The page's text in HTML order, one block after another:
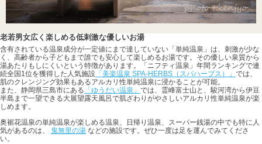
老若男女広く楽しめる低刺激な優しいお湯
含有されている温泉成分が一定値にまで達していない「単純温泉」は、刺激が少な
く、高齢者から子どもまで誰でも安心して楽しめるお湯です。その優しい泉質から
湯あたりもしにくいという特徴があります。「ニフティ温泉」年間ランキングで連
続全国1位を獲得した人気施設 「美楽温泉 SPA-HERBS（スパハーブス）」 では、
肌のクレンジング効果もあるアルカリ性単純温泉に浸かることが可能。
また、静岡県三島市にある 「ゆうだい温泉」 では、霊峰富士山と、駿河湾から伊豆
半島まで一望できる大展望露天風呂で肌ざわりがやさしいアルカリ性単純温泉が楽
しめます。
奥裾花温泉の単純温泉が楽しめる温泉、日帰り温泉、スーパー銭湯の中でも特に人
気があるのは、
鬼無里の湯 などの施設です。ぜひ一度は足を運んでみてくださ
い。